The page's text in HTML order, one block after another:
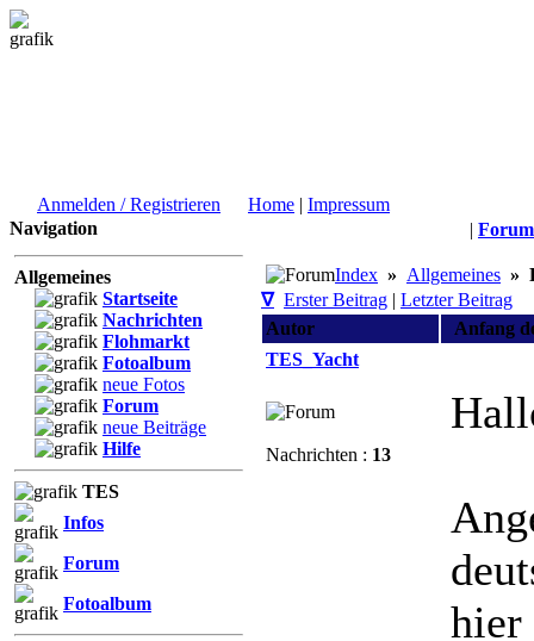
Anmelden / Registrieren Home | Impressum
Navigation
Allgemeines
Startseite
Nachrichten
Flohmarkt
Fotoalbum
neue Fotos
Forum
neue Beiträge
Hilfe
TES
Infos
Forum
Fotoalbum
|
Index » Allgemeines »
∇ Erster Beitrag | Letzter Beitrag
Autor
Anfang
TES_Yacht
Nachrichten : 13
hier